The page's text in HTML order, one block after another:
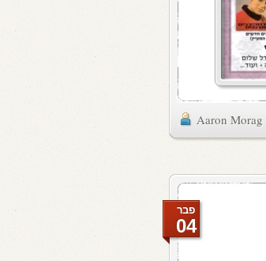
Aaron Morag
פבר
04